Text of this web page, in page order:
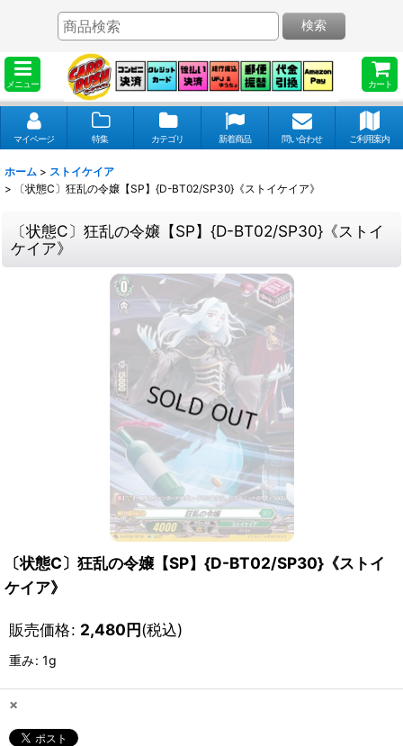
メニュー カート
検索
マイページ 特集 カテゴリ 新着商品 問い合わせ ご利用案内
ホーム > ストイケイア
>
〔状態C〕狂乱の令嬢【SP】{D-BT02/SP30}《ストイケイア》
〔状態C〕狂乱の令嬢【SP】{D-BT02/SP30}《ストイ
ケイア》
〔状態C〕狂乱の令嬢【SP】{D-BT02/SP30}《ストイ
ケイア》
販売価格: 2,480円(税込)
重み: 1g
×